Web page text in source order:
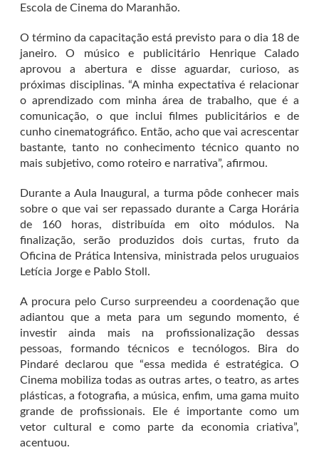
Escola de Cinema do Maranhão.
O término da capacitação está previsto para o dia 18 de
janeiro. O músico e publicitário Henrique Calado
aprovou a abertura e disse aguardar, curioso, as
próximas disciplinas. “A minha expectativa é relacionar
o aprendizado com minha área de trabalho, que é a
comunicação, o que inclui filmes publicitários e de
cunho cinematográfico. Então, acho que vai acrescentar
bastante, tanto no conhecimento técnico quanto no
mais subjetivo, como roteiro e narrativa”, afirmou.
Durante a Aula Inaugural, a turma pôde conhecer mais
sobre o que vai ser repassado durante a Carga Horária
de 160 horas, distribuída em oito módulos. Na
finalização, serão produzidos dois curtas, fruto da
Oficina de Prática Intensiva, ministrada pelos uruguaios
Letícia Jorge e Pablo Stoll.
A procura pelo Curso surpreendeu a coordenação que
adiantou que a meta para um segundo momento, é
investir ainda mais na profissionalização dessas
pessoas, formando técnicos e tecnólogos. Bira do
Pindaré declarou que “essa medida é estratégica. O
Cinema mobiliza todas as outras artes, o teatro, as artes
plásticas, a fotografia, a música, enfim, uma gama muito
grande de profissionais. Ele é importante como um
vetor cultural e como parte da economia criativa”,
acentuou.